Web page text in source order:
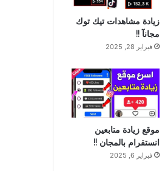
زيادة مشاهدات تيك توك
مجانآ !!
فبراير 28, 2025
موقع زيادة متابعين
انستقرام بالمجان !!
فبراير 6, 2025